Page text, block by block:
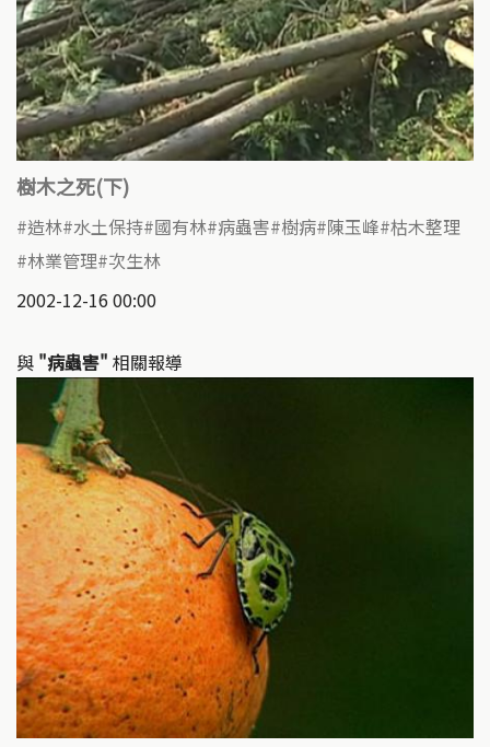
樹木之死(下)
造林 水土保持 國有林 病蟲害 樹病 陳玉峰 枯木整理
林業管理 次生林
2002-12-16 00:00
與 "病蟲害" 相關報導